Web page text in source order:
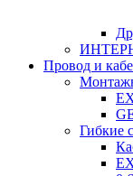
Провод и
Гибкие